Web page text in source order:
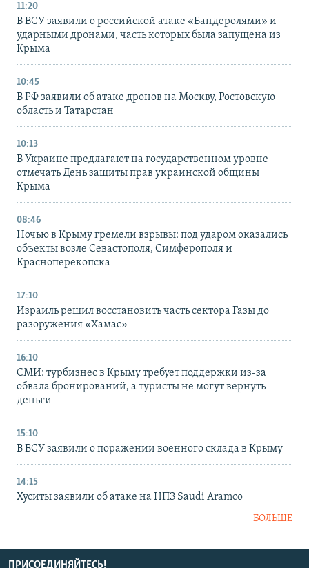
11:20
В ВСУ заявили о российской атаке «Бандеролями» и
ударными дронами, часть которых была запущена из
Крыма
10:45
В РФ заявили об атаке дронов на Москву, Ростовскую
область и Татарстан
10:13
В Украине предлагают на государственном уровне
отмечать День защиты прав украинской общины
Крыма
08:46
Ночью в Крыму гремели взрывы: под ударом оказались
объекты возле Севастополя, Симферополя и
Красноперекопска
17:10
Израиль решил восстановить часть сектора Газы до
разоружения «Хамас»
16:10
СМИ: турбизнес в Крыму требует поддержки из-за
обвала бронирований, а туристы не могут вернуть
деньги
15:10
В ВСУ заявили о поражении военного склада в Крыму
14:15
Хуситы заявили об атаке на НПЗ Saudi Aramco
БОЛЬШЕ
ПРИСОЕДИНЯЙТЕСЬ!